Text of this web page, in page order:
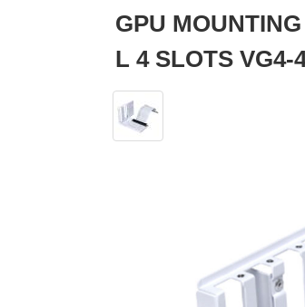
GPU
L 4 SLOTS VG4-